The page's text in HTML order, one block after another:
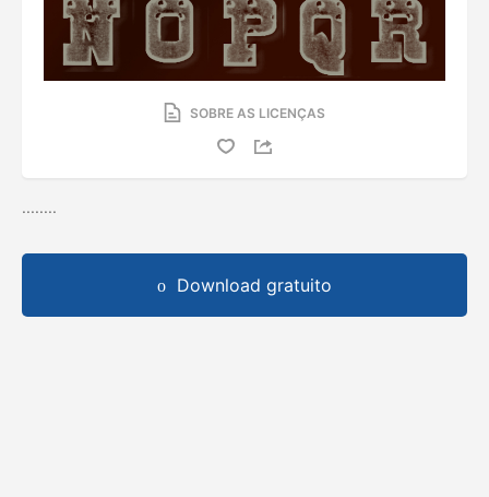
SOBRE AS LICENÇAS
........
Download gratuito